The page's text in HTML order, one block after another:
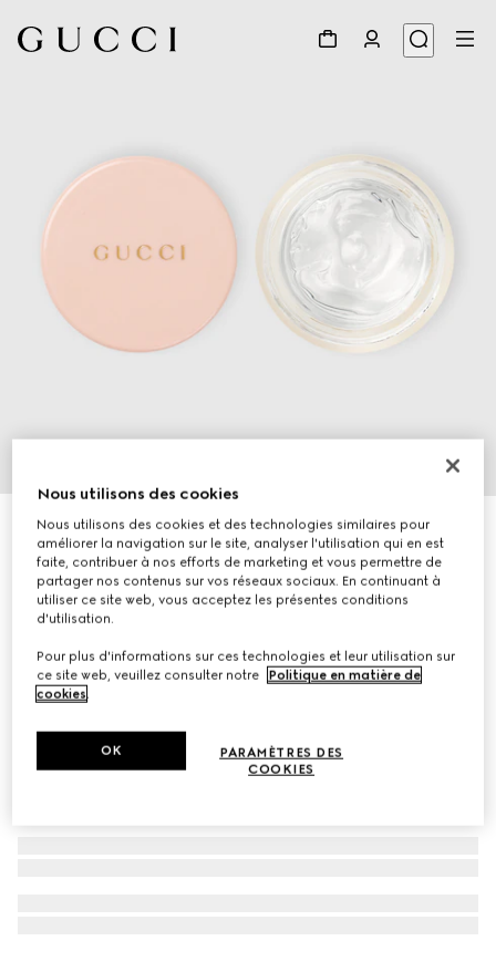
Éclat De Beauté Effet Lumière gel gloss pour le visage
CHF 40
Nous utilisons des cookies
Nous utilisons des cookies et des technologies similaires pour
améliorer la navigation sur le site, analyser l'utilisation qui en est
faite, contribuer à nos efforts de marketing et vous permettre de
partager nos contenus sur vos réseaux sociaux. En continuant à
utiliser ce site web, vous acceptez les présentes conditions
d'utilisation.
Pour plus d'informations sur ces technologies et leur utilisation sur
ce site web, veuillez consulter notre
Politique en matière de
cookies.
PARAMÈTRES DES
COOKIES
OK